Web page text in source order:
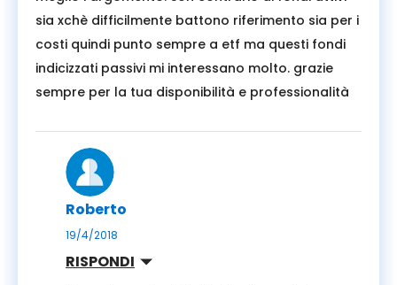
sia xchè difficilmente battono riferimento sia per i
costi quindi punto sempre a etf ma questi fondi
indicizzati passivi mi interessano molto. grazie
sempre per la tua disponibilità e professionalità
Roberto
19/4/2018
RISPONDI